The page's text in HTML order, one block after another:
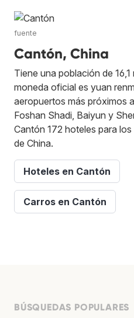
fuente
Cantón, China
Tiene una población de
moneda oficial es yuan
aeropuertos más próximos
Foshan Shadi, Baiyun y
Cantón 172 hoteles para
de China.
Hoteles en Cantón
Carros en Cantón
BÚSQUEDAS POPULARES